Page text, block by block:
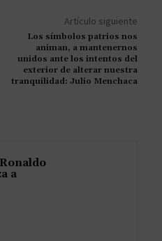
Artículo siguiente
Los símbolos patrios nos
animan, a mantenernos
unidos ante los intentos del
exterior de alterar nuestra
tranquilidad: Julio Menchaca
a